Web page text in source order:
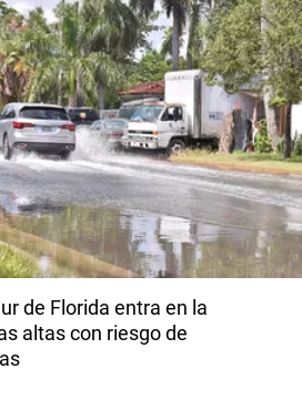
de Florida entra en la
altas con riesgo de